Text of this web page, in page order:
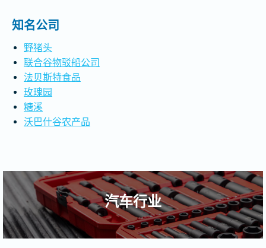
知名公司
野猪头
联合谷物驳船公司
法贝斯特食品
玫瑰园
糖溪
沃巴什谷农产品
汽车行业